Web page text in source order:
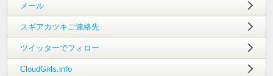
メール
スギアカツキご連絡先
ツイッターでフォロー
CloudGirls.info